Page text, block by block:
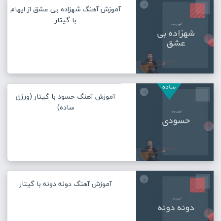
آموزش آهنگ شهزاده بی عشق از ایهام
با گیتار
آموزش آهنگ حسود با گیتار (ورژن
ساده)
آموزش آهنگ دونه دونه با گیتار